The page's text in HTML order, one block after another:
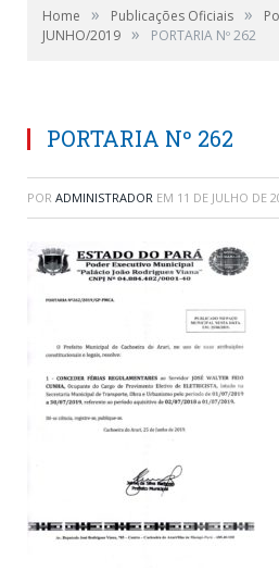
Home » Publicações Oficiais »
JUNHO/2019 » PORTARIA Nº 262
PORTARIA Nº 262
POR ADMINISTRADOR EM 11 DE JULHO DE